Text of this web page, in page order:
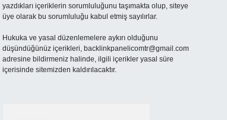
yazdıkları içeriklerin sorumluluğunu taşımakta olup, siteye
üye olarak bu sorumluluğu kabul etmiş sayılırlar.
Hukuka ve yasal düzenlemelere aykırı olduğunu
düşündüğünüz içerikleri, backlinkpanelicomtr@gmail.com
adresine bildirmeniz halinde, ilgili içerikler yasal süre
içerisinde sitemizden kaldırılacaktır.